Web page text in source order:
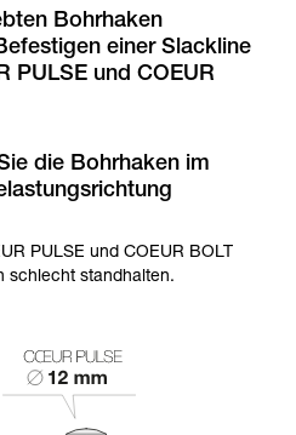
und ein spezielles
Sie zusammen mit
in der Lage sind, den
zu wiederholen, bevor
Möglicherweise gibt es
die hier nicht
Bohrhaken
einer Slackline
PULSE und COEUR
die Bohrhaken im
PULSE und COEUR BOLT
schlecht standhalten.